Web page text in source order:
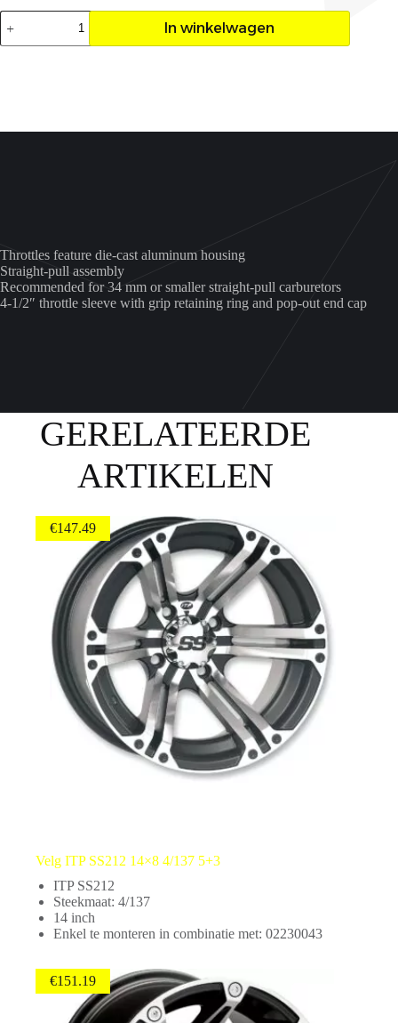
Draaigas
motion
pro
In winkelwagen
Throttles feature die-cast aluminum housing
Straight-pull assembly
Recommended for 34 mm or smaller straight-pull carburetors
4-1/2″ throttle sleeve with grip retaining ring and pop-out end cap
GERELATEERDE
ARTIKELEN
Velg ITP SS212 14×8 4/137 5+3
€147.49
ITP SS212
Steekmaat: 4/137
14 inch
Enkel te monteren in combinatie met: 02230043
€151.19